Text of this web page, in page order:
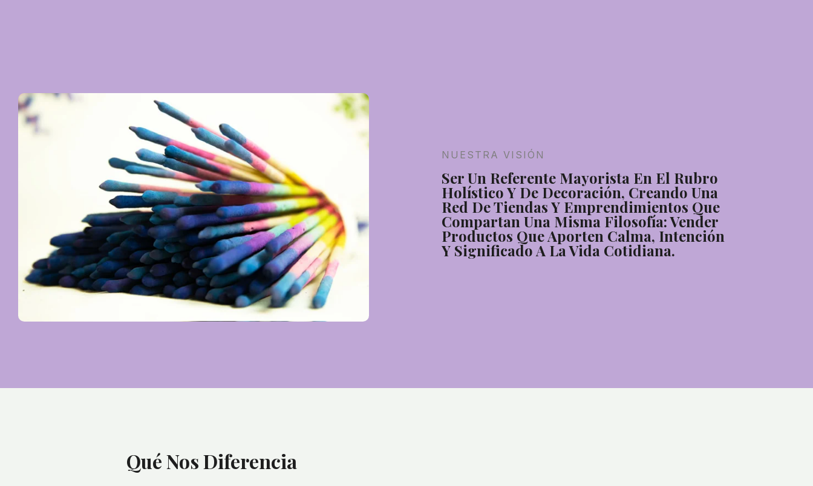
NUESTRA VISIÓN
Ser Un Referente Mayorista En El Rubro
Holístico Y De Decoración, Creando Una
Red De Tiendas Y Emprendimientos Que
Compartan Una Misma Filosofía: Vender
Productos Que Aporten Calma, Intención
Y Significado A La Vida Cotidiana.
Qué Nos Diferencia